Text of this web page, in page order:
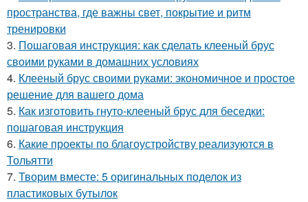
пространства, где важны свет, покрытие и ритм
тренировки
3. Пошаговая инструкция: как сделать клееный брус
своими руками в домашних условиях
4. Клееный брус своими руками: экономичное и простое
решение для вашего дома
5. Как изготовить гнуто-клееный брус для беседки:
пошаговая инструкция
6. Какие проекты по благоустройству реализуются в
Тольятти
7. Творим вместе: 5 оригинальных поделок из
пластиковых бутылок